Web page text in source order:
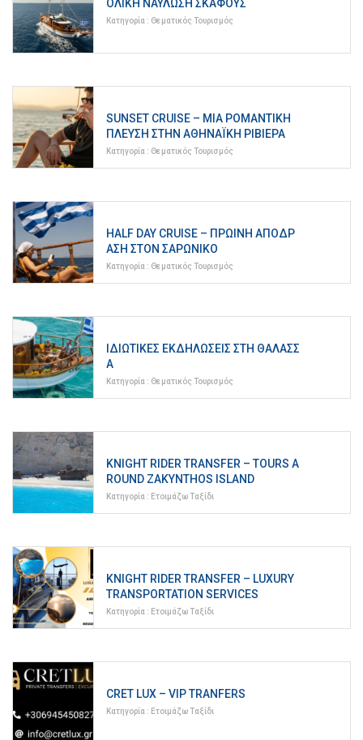
ΟΛΙΚΉ ΝΑΎΛΩΣΗ ΣΚΆΦΟΥΣ
Κατηγορία : Θεματικός Τουρισμός
SUNSET CRUISE – ΜΙΑ ΡΟΜΑΝΤΙΚΉ
ΠΛΕΎΣΗ ΣΤΗΝ ΑΘΗΝΑΪΚΉ ΡΙΒΙΈΡΑ
Κατηγορία : Θεματικός Τουρισμός
HALF DAY CRUISE – ΠΡΩΙΝΉ ΑΠΌΔΡ
ΑΣΗ ΣΤΟΝ ΣΑΡΩΝΙΚΌ
Κατηγορία : Θεματικός Τουρισμός
ΙΔΙΩΤΙΚΈΣ ΕΚΔΗΛΏΣΕΙΣ ΣΤΗ ΘΆΛΑΣΣ
Α
Κατηγορία : Θεματικός Τουρισμός
KNIGHT RIDER TRANSFER – TOURS A
ROUND ZAKYNTHOS ISLAND
Κατηγορία : Ετοιμάζω Ταξίδι
KNIGHT RIDER TRANSFER – LUXURY
TRANSPORTATION SERVICES
Κατηγορία : Ετοιμάζω Ταξίδι
CRET LUX – VIP TRANFERS
Κατηγορία : Ετοιμάζω Ταξίδι